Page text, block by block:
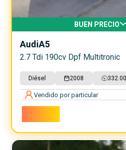
BUEN PRECIO
AudiA5
2.7 Tdi 190cv Dpf Multitronic
Diésel 2008
Vendido por particular